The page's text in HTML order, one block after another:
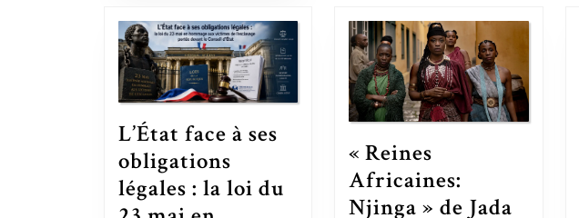
L’État face à ses
obligations
légales : la loi du
« Reines
Africaines:
Njinga » de Jada